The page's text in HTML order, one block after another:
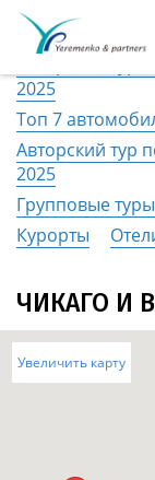
США
2025
Топ 7
Авторский тур
2025
Групповые
Курорты
ЧИКАГО И
Увеличить карту